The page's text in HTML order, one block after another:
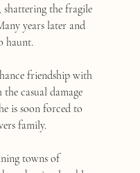
shattering the fragile
years later and
haunt.
friendship with
casual damage
is soon forced to
family.
towns of